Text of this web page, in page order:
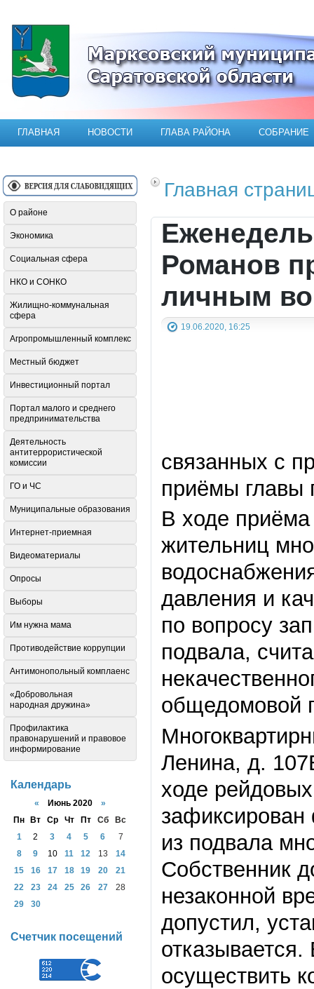
Официальный сайт Марксовского
ГЛАВНАЯ НОВОСТИ ГЛАВА РАЙОНА СОБРАНИЕ
Главная
Романов
личным
19.06.2020, 16:25
связанных с
приёмы главы
В ходе
жительниц
давления и
по вопросу
подвала,
общедомовой
Ленина, д.
ходе
зафиксирован
из подвала
Собственник
незаконной
допустил,
осуществить
О районе
Экономика
Социальная сфера
НКО и СОНКО
Жилищно-коммунальная
сфера
Агропромышленный комплекс
Местный бюджет
Инвестиционный портал
Портал малого и среднего
предпринимательства
Деятельность
антитеррористической
комиссии
ГО и ЧС
Муниципальные образования
Интернет-приемная
Видеоматериалы
Опросы
Выборы
Им нужна мама
Противодействие коррупции
Антимонопольный комплаенс
«Добровольная
народная дружина»
Профилактика
правонарушений и правовое
информирование
Календарь
« Июнь 2020 »
Пн
Вт Ср Чт Пт Сб
Вс
1
2 3 4 5 6
7
8
9 10 11 12 13
14
15
16 17 18 19 20
21
22
23 24 25 26 27
28
29
30
Счетчик посещений